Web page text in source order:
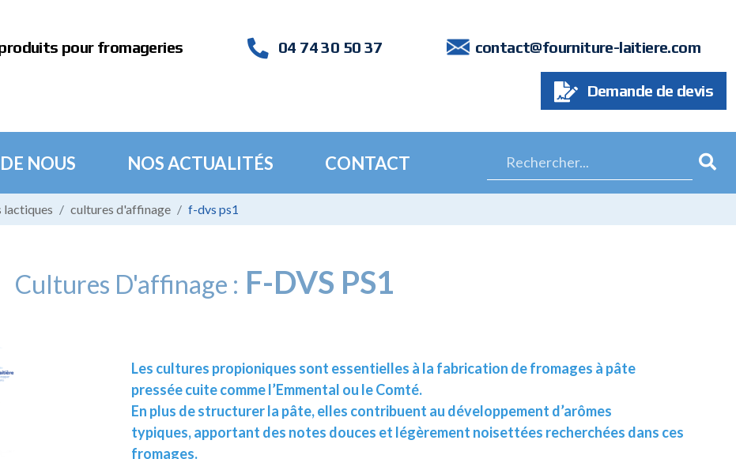
pour fromageries 04 74 30 50 37 contact@fourniture-laitiere.com
Demande de devis
NOUS NOS ACTUALITÉS CONTACT
lactiques cultures d'affinage f-dvs ps1
Cultures D'affinage : F-DVS PS1
Les cultures propioniques sont essentielles à la fabrication de fromages à pâte
pressée cuite comme l’Emmental ou le Comté.
En plus de structurer la pâte, elles contribuent au développement d’arômes
typiques, apportant des notes douces et légèrement noisettées recherchées dans ces
fromages.